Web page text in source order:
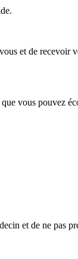
et de recevoir
vous pouvez
et de ne pas